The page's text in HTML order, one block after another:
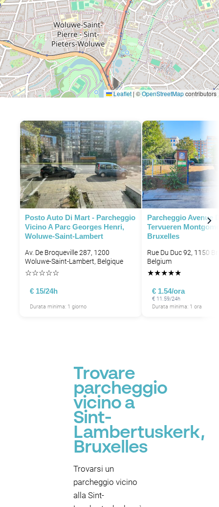
P
P
P
Leaflet | ©OpenStreetMapcontributors
Posto Auto Di Mart - Parcheggio
Vicino A Parc Georges Henri,
Woluwe-Saint-Lambert
Av. De Broqueville 287, 1200
Woluwe-Saint-Lambert, Belgique
☆☆☆☆☆
€ 15/24h
Durata minima: 1 giorno
Parcheggio Avenue
Tervueren
Bruxelles
Rue Du Duc 92, 1150
Belgium
★★★★★
€ 1.54/ora
€ 11.59/24h
Durata minima: 1 ora
Trovare
parcheggio
vicino a
Sint-
Lambertuskerk,
Bruxelles
Trovarsi un
parcheggio vicino
alla Sint-